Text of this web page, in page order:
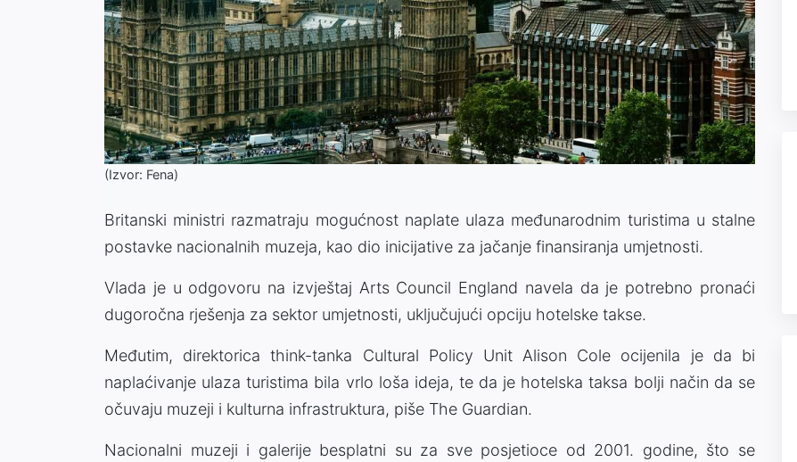
(Izvor: Fena)
Britanski ministri razmatraju mogućnost naplate ulaza međunarodnim turistima u stalne
postavke nacionalnih muzeja, kao dio inicijative za jačanje finansiranja umjetnosti.
Vlada je u odgovoru na izvještaj Arts Council England navela da je potrebno pronaći
dugoročna rješenja za sektor umjetnosti, uključujući opciju hotelske takse.
Međutim, direktorica think-tanka Cultural Policy Unit Alison Cole ocijenila je da bi
naplaćivanje ulaza turistima bila vrlo loša ideja, te da je hotelska taksa bolji način da se
očuvaju muzeji i kulturna infrastruktura, piše The Guardian.
Nacionalni muzeji i galerije besplatni su za sve posjetioce od 2001. godine, što se